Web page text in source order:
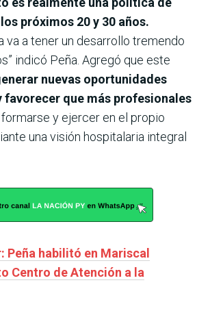
próximos 20 y 30 años.
va a tener un desarrollo tremendo
indicó Peña. Agregó que este
nuevas oportunidades
favorecer que más profesionales
y ejercer en el propio
una visión hospitalaria integral
Peña habilitó en Mariscal
Centro de Atención a la